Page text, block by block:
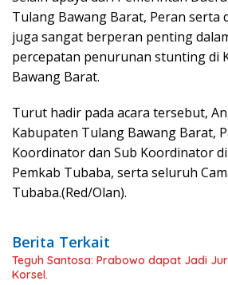
Tulang Bawang Barat, Peran serta
juga sangat berperan penting
percepatan penurunan stunting di
Bawang Barat.
Turut hadir pada acara tersebut,
Kabupaten Tulang Bawang Barat,
Koordinator dan Sub Koordinator
Pemkab Tubaba, serta seluruh
Tubaba.(Red/Olan).
Berita Terkait
Teguh Santosa: Prabowo dapat Jadi
Korsel.